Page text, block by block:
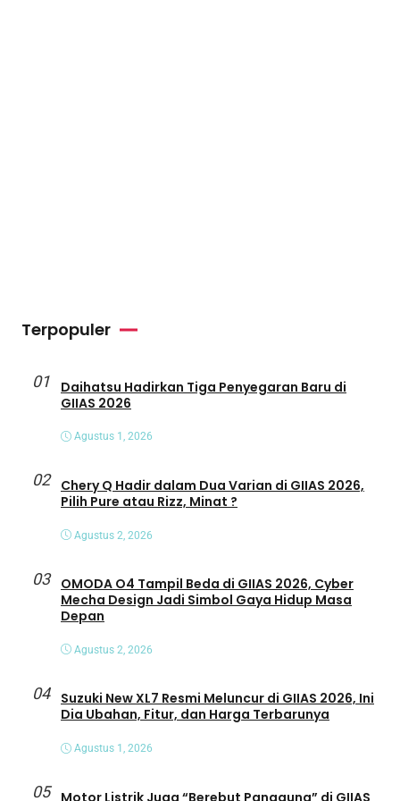
Terpopuler
01
Daihatsu Hadirkan Tiga Penyegaran Baru di
GIIAS 2026
Agustus 1, 2026
02
Chery Q Hadir dalam Dua Varian di GIIAS 2026,
Pilih Pure atau Rizz, Minat ?
Agustus 2, 2026
03
OMODA O4 Tampil Beda di GIIAS 2026, Cyber
Mecha Design Jadi Simbol Gaya Hidup Masa
Depan
Agustus 2, 2026
04
Suzuki New XL7 Resmi Meluncur di GIIAS 2026, Ini
Dia Ubahan, Fitur, dan Harga Terbarunya
Agustus 1, 2026
05
Motor Listrik Juga “Berebut Panggung” di GIIAS